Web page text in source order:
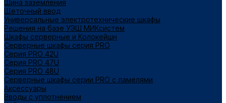
Шина заземления
Щеточный ввод
Универсальные электротехнические шкафы
Решения на базе УЭШ МИКсистем
Шкафы серверные и Колокейшн
Серверные шкафы серия PRO
Серия PRO 42U
Серия PRO 47U
Серия PRO 48U
Серверные шкафы серии PRO с ламелями
Аксессуары
Вводы с уплотнением